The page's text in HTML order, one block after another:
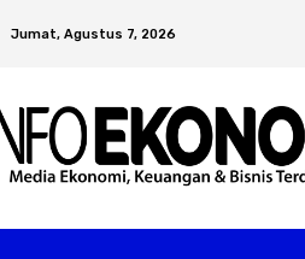
Jumat, Agustus 7, 2026